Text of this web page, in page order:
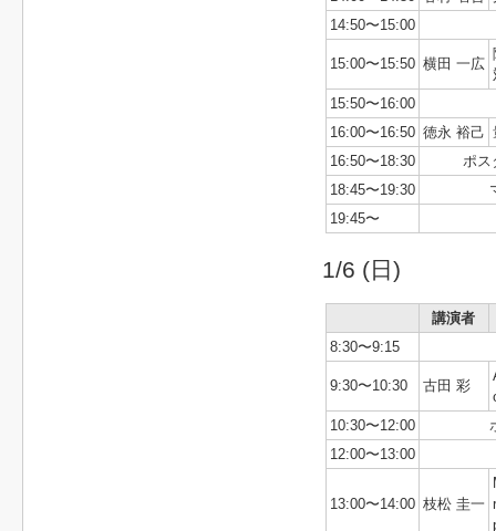
14:50〜15:00
15:00〜15:50 横田 一広
15:50〜16:00
16:00〜16:50 徳永 裕己
16:50〜18:30
ポス
18:45〜19:30
19:45〜
1/6 (日)
講演者
8:30〜9:15
9:30〜10:30 古田 彩
10:30〜12:00
12:00〜13:00
13:00〜14:00 枝松 圭一